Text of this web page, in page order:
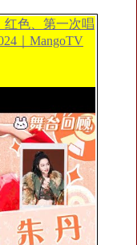
红色、第一次唱
｜MangoTV